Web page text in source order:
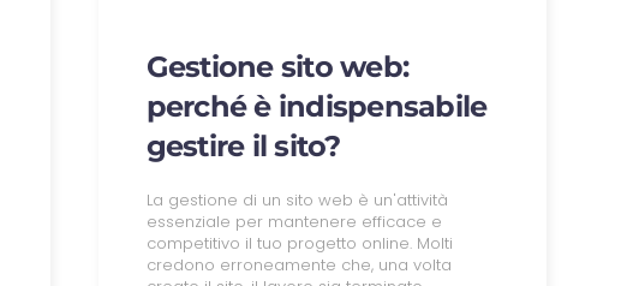
Gestione sito web:
perché è indispensabile
gestire il sito?
La gestione di un sito web è un'attività
essenziale per mantenere efficace e
competitivo il tuo progetto online. Molti
credono erroneamente che, una volta